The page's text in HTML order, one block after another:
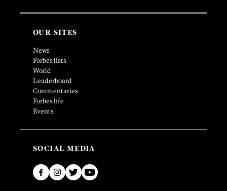
OUR SITES
News
Forbes lists
World
Leaderboard
Commentaries
Forbes life
Events
SOCIAL MEDIA